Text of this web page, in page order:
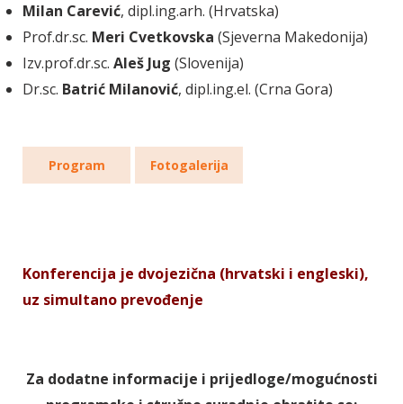
Milan Carević, dipl.ing.arh. (Hrvatska)
Prof.dr.sc. Meri Cvetkovska (Sjeverna Makedonija)
Izv.prof.dr.sc. Aleš Jug (Slovenija)
Dr.sc. Batrić Milanović, dipl.ing.el. (Crna Gora)
Program Fotogalerija
Konferencija je dvojezična (hrvatski i engleski),
uz simultano prevođenje
Za dodatne informacije i prijedloge/mogućnosti